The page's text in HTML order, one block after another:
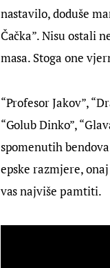
nastavilo, doduše
Čačka”. Nisu ostali
masa. Stoga one
“Profesor Jakov”,
“Golub Dinko”,
spomenutih
epske razmjere,
vas najviše pamtiti.